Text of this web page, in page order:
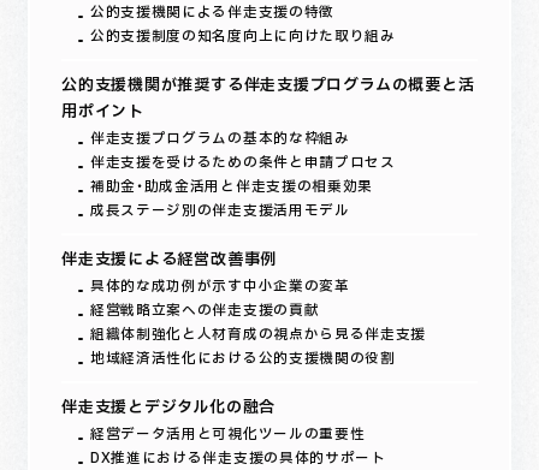
公的支援機関による伴走支援の特徴
公的支援制度の知名度向上に向けた取り組み
公的支援機関が推奨する伴走支援プログラムの概要と活
用ポイント
伴走支援プログラムの基本的な枠組み
伴走支援を受けるための条件と申請プロセス
補助金・助成金活用と伴走支援の相乗効果
成長ステージ別の伴走支援活用モデル
伴走支援による経営改善事例
具体的な成功例が示す中小企業の変革
経営戦略立案への伴走支援の貢献
組織体制強化と人材育成の視点から見る伴走支援
地域経済活性化における公的支援機関の役割
伴走支援とデジタル化の融合
経営データ活用と可視化ツールの重要性
DX推進における伴走支援の具体的サポート